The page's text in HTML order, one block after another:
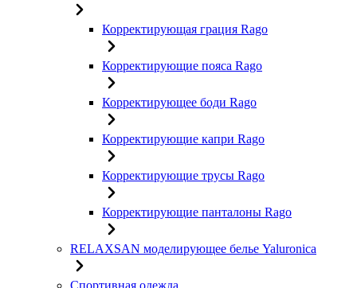
Корректирующая грация Rago
Корректирующие пояса Rago
Корректирующее боди Rago
Корректирующие капри Rago
Корректирующие трусы Rago
Корректирующие панталоны Rago
RELAXSAN моделирующее белье Yaluroniсa
Спортивная одежда